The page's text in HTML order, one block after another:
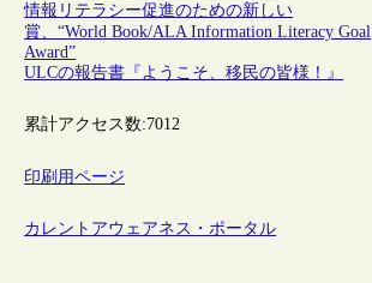
情報リテラシー促進のための新しい
賞、“World Book/ALA Information Literacy Goal
Award”
ULCの報告書『ようこそ、移民の皆様！』
累計アクセス数:7012
印刷用ページ
カレントアウェアネス・ポータル